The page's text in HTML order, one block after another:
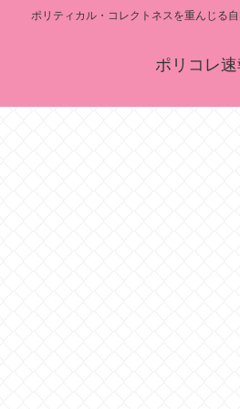
ポリティカル・コレクトネスを重んじる
ポリコレ速